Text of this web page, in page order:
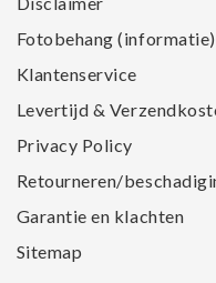
Fotobehang (informatie)
Klantenservice
Levertijd &
Privacy Policy
Retourneren/
Garantie en klachten
Sitemap